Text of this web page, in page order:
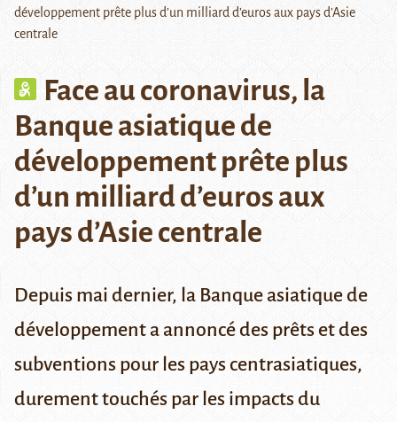
développement prête plus d’un milliard d’euros aux pays d’Asie
centrale
Face au coronavirus, la
Banque asiatique de
développement prête plus
d’un milliard d’euros aux
pays d’Asie centrale
Depuis mai dernier, la Banque asiatique de
développement a annoncé des prêts et des
subventions pour les pays centrasiatiques,
durement touchés par les impacts du